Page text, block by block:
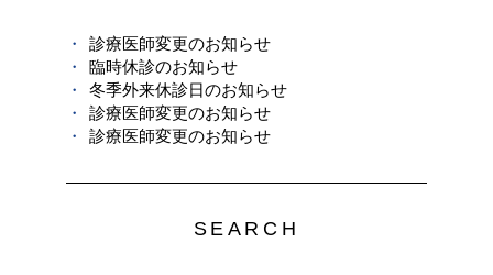
診療医師変更のお知らせ
臨時休診のお知らせ
冬季外来休診日のお知らせ
診療医師変更のお知らせ
診療医師変更のお知らせ
SEARCH